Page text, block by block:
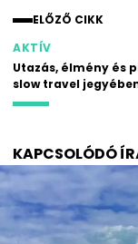
ELŐZŐ CIKK
AKTÍV
Utazás, élmény és
slow travel
KAPCSOLÓDÓ